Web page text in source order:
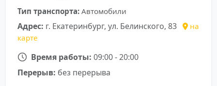
Тип транспорта: Автомобили
Адрес: г. Екатеринбург, ул. Белинского, 83
на
карте
Время работы: 09:00 - 20:00
Перерыв: без перерыва